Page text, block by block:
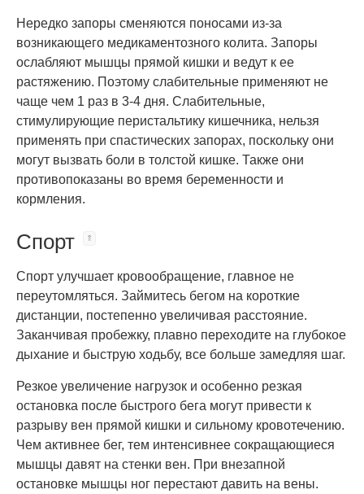
Нередко запоры сменяются поносами из-за
возникающего медикаментозного колита. Запоры
ослабляют мышцы прямой кишки и ведут к ее
растяжению. Поэтому слабительные применяют не
чаще чем 1 раз в 3-4 дня. Слабительные,
стимулирующие перистальтику кишечника, нельзя
применять при спастических запорах, поскольку они
могут вызвать боли в толстой кишке. Также они
противопоказаны во время беременности и
кормления.
Спорт
Спорт улучшает кровообращение, главное не
переутомляться. Займитесь бегом на короткие
дистанции, постепенно увеличивая расстояние.
Заканчивая пробежку, плавно переходите на глубокое
дыхание и быструю ходьбу, все больше замедляя шаг.
Резкое увеличение нагрузок и особенно резкая
остановка после быстрого бега могут привести к
разрыву вен прямой кишки и сильному кровотечению.
Чем активнее бег, тем интенсивнее сокращающиеся
мышцы давят на стенки вен. При внезапной
остановке мышцы ног перестают давить на вены.